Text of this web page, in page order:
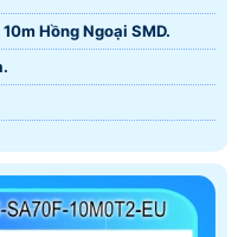
Hồng Ngoại SMD.